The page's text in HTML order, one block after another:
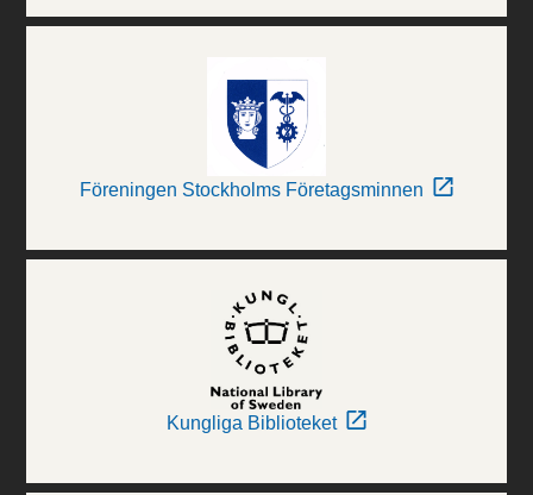
Föreningen Stockholms Företagsminnen
Kungliga Biblioteket